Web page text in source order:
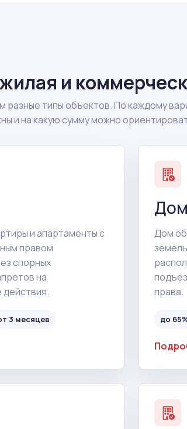
и
разные типы объектов. По каждому
и на какую сумму можно
и апартаменты с
правом
спорных
на
действия.
3 месяцев
Дом
Дом
права.
до